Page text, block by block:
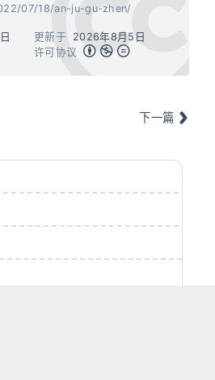
07/18/an-ju-gu-zhen/
更新于
2026年8月5日
许可协议
下一篇